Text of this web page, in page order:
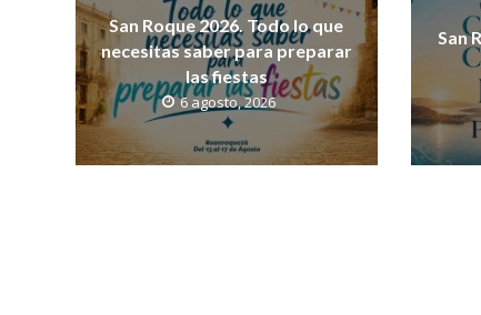
San Roque 2026. Todo lo que
necesitas saber para preparar
las fiestas
6 agosto, 2026
San